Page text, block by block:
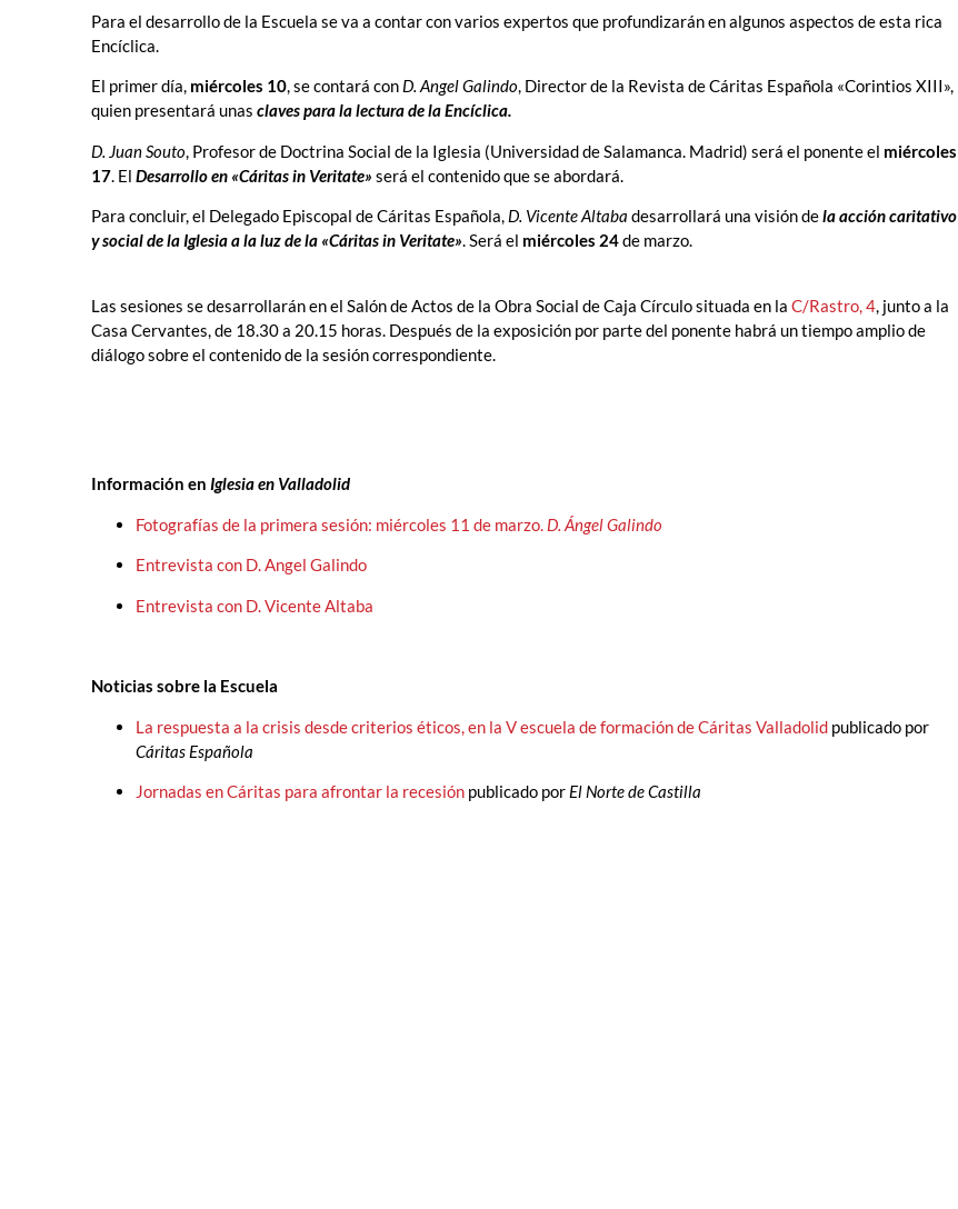
Para el desarrollo de la Escuela se va a contar con varios expertos que profundizarán en algunos aspectos de esta rica
Encíclica.
El primer día, miércoles 10, se contará con D. Angel Galindo, Director de la Revista de Cáritas Española «Corintios XIII»,
quien presentará unas claves para la lectura de la Encíclica.
D. Juan Souto, Profesor de Doctrina Social de la Iglesia (Universidad de Salamanca. Madrid) será el ponente el miércoles
17. El Desarrollo en «Cáritas in Veritate» será el contenido que se abordará.
Para concluir, el Delegado Episcopal de Cáritas Española, D. Vicente Altaba desarrollará una visión dela acción caritativo
y social de la Iglesia a la luz de la «Cáritas in Veritate». Será el miércoles 24de marzo.
Las sesiones se desarrollarán en el Salón de Actos de la Obra Social de Caja Círculo situada en la C/Rastro, 4 , junto a la
Casa Cervantes, de 18.30 a 20.15 horas. Después de la exposición por parte del ponente habrá un tiempo amplio de
diálogo sobre el contenido de la sesión correspondiente.
Información en Iglesia en Valladolid
Fotografías de la primera sesión: miércoles 11 de marzo. D. Ángel Galindo
Entrevista con D. Angel Galindo
Entrevista con D. Vicente Altaba
Noticias sobre la Escuela
La respuesta a la crisis desde criterios éticos, en la V escuela de formación de Cáritas Valladolid publicado por
Cáritas Española
Jornadas en Cáritas para afrontar la recesión publicado por El Norte de Castilla